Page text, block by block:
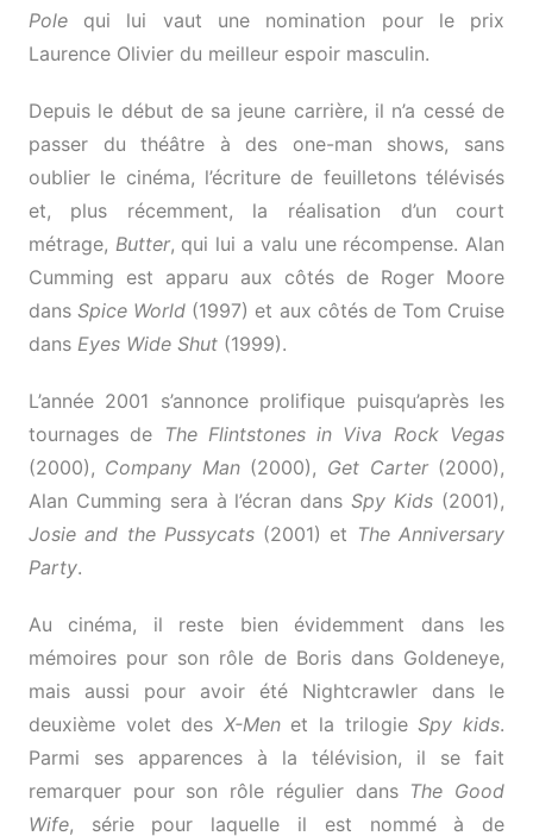
Polequi lui vaut une nomination pour le prix
Laurence Olivier du meilleur espoir masculin.
Depuis le début de sa jeune carrière, il n’a cessé de
passer du théâtre à des one-man shows, sans
oublier le cinéma, l’écriture de feuilletons télévisés
et, plus récemment, la réalisation d’un court
métrage, Butter, qui lui a valu une récompense. Alan
Cumming est apparu aux côtés de Roger Moore
dansSpice World (1997) et aux côtés de Tom Cruise
dans Eyes Wide Shut(1999).
L’année 2001 s’annonce prolifique puisqu’après les
tournages de The Flintstones in Viva Rock Vegas
(2000), Company Man(2000), Get Carter(2000),
Alan Cumming sera à l’écran dansSpy Kids (2001),
Josie and the Pussycats(2001) et The Anniversary
Party.
Au cinéma, il reste bien évidemment dans les
mémoires pour son rôle de Boris dans Goldeneye,
mais aussi pour avoir été Nightcrawler dans le
deuxième volet des X-Menet la trilogieSpy kids.
Parmi ses apparences à la télévision, il se fait
remarquer pour son rôle régulier dans The Good
Wife, série pour laquelle il est nommé à de